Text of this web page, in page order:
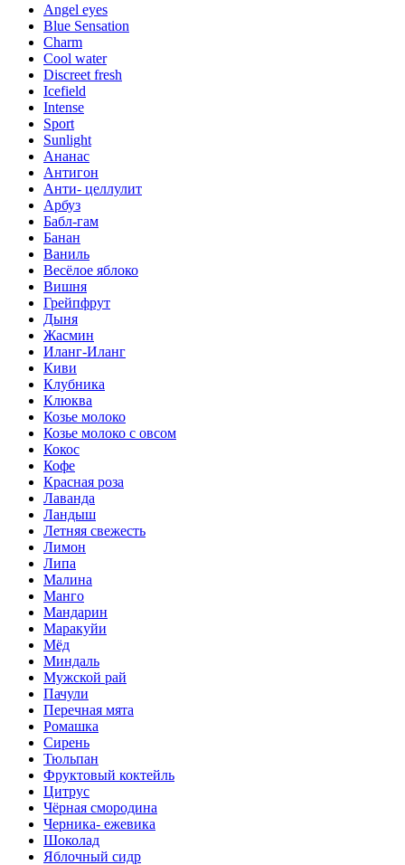
Angel eyes
Blue Sensation
Charm
Cool water
Discreet fresh
Icefield
Intense
Sport
Sunlight
Ананас
Антигон
Анти- целлулит
Арбуз
Бабл-гам
Банан
Ваниль
Весёлое яблоко
Вишня
Грейпфрут
Дыня
Жасмин
Иланг-Иланг
Киви
Клубника
Клюква
Козье молоко
Козье молоко с овсом
Кокос
Кофе
Красная роза
Лаванда
Ландыш
Летняя свежесть
Лимон
Липа
Малина
Манго
Мандарин
Маракуйи
Мёд
Миндаль
Мужской рай
Пачули
Перечная мята
Ромашка
Сирень
Тюльпан
Фруктовый коктейль
Цитрус
Чёрная смородина
Черника- ежевика
Шоколад
Яблочный сидр